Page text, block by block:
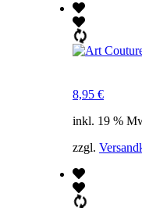
8,95 €
inkl. 19 %
zzgl.